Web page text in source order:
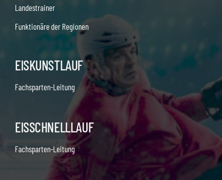
Landestrainer
Funktionäre der Regionen
EISKUNSTLAUF
Fachsparten-Leitung
EISSCHNELLLAUF
Fachsparten-Leitung